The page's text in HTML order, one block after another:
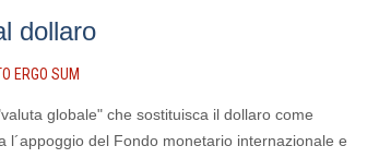
dollaro
ERGO SUM
globale" che sostituisca il dollaro come
l´appoggio del Fondo monetario internazionale e